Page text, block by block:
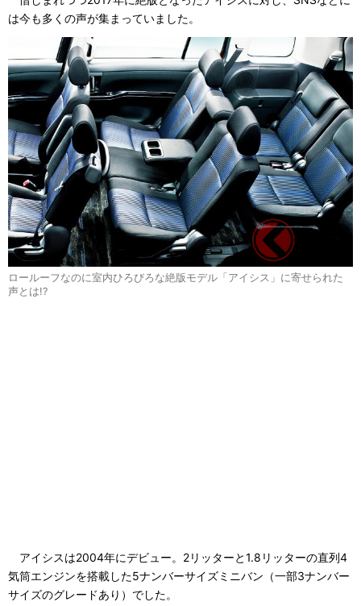
は今も多くの声が集まっていました。
ロールーフなのに室内ひろびろな絶版モデル「アイシス」に寄せられた
声とは!?
アイシスは2004年にデビュー。2リッターと1.8リッターの直列4
気筒エンジンを搭載した5ナンバーサイズミニバン（一部3ナンバー
サイズのグレードあり）でした。